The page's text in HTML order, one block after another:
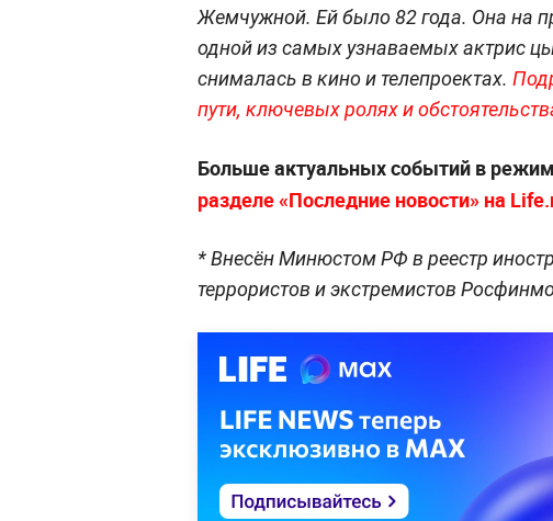
Жемчужной. Ей было 82 года. Она на
одной из самых узнаваемых актрис
снималась в кино и телепроектах.
пути, ключевых ролях и
Больше актуальных событий в
разделе «Последние новости» на
* Внесён Минюстом РФ в реестр
террористов и экстремистов